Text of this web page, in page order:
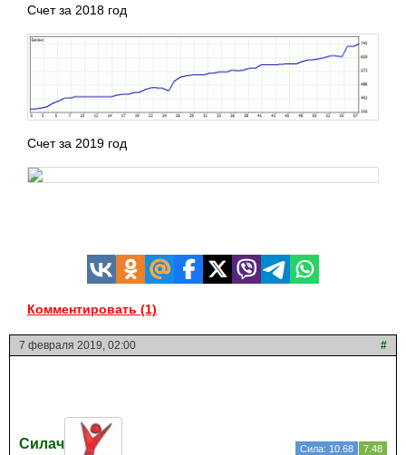
Счет за 2018 год
Счет за 2019 год
Комментировать (1)
7 февраля 2019, 02:00 #
Силач Сила: 10.68 7.48